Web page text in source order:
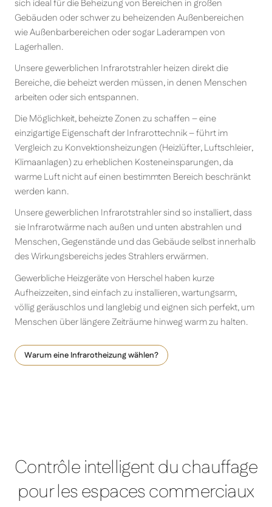
sich ideal für die Beheizung von Bereichen in großen
Gebäuden oder schwer zu beheizenden Außenbereichen
wie Außenbarbereichen oder sogar Laderampen von
Lagerhallen.
Unsere gewerblichen Infrarotstrahler heizen direkt die
Bereiche, die beheizt werden müssen, in denen Menschen
arbeiten oder sich entspannen.
Die Möglichkeit, beheizte Zonen zu schaffen – eine
einzigartige Eigenschaft der Infrarottechnik – führt im
Vergleich zu Konvektionsheizungen (Heizlüfter, Luftschleier,
Klimaanlagen) zu erheblichen Kosteneinsparungen, da
warme Luft nicht auf einen bestimmten Bereich beschränkt
werden kann.
Unsere gewerblichen Infrarotstrahler sind so installiert, dass
sie Infrarotwärme nach außen und unten abstrahlen und
Menschen, Gegenstände und das Gebäude selbst innerhalb
des Wirkungsbereichs jedes Strahlers erwärmen.
Gewerbliche Heizgeräte von Herschel haben kurze
Aufheizzeiten, sind einfach zu installieren, wartungsarm,
völlig geräuschlos und langlebig und eignen sich perfekt, um
Menschen über längere Zeiträume hinweg warm zu halten.
Warum eine Infrarotheizung wählen?
Contrôle intelligent du chauffage
pour les espaces commerciaux